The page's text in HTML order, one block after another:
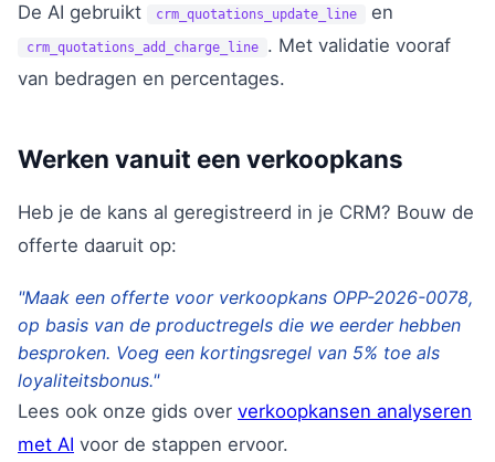
De AI gebruikt
crm_quotations_update_line en
crm_quotations_add_charge_line
. Met validatie vooraf
van bedragen en percentages.
Werken vanuit een verkoopkans
Heb je de kans al geregistreerd in je CRM? Bouw de
offerte daaruit op:
"Maak een offerte voor verkoopkans OPP-2026-0078,
op basis van de productregels die we eerder hebben
besproken. Voeg een kortingsregel van 5% toe als
loyaliteitsbonus."
Lees ook onze gids over verkoopkansen analyseren
met AI voor de stappen ervoor.